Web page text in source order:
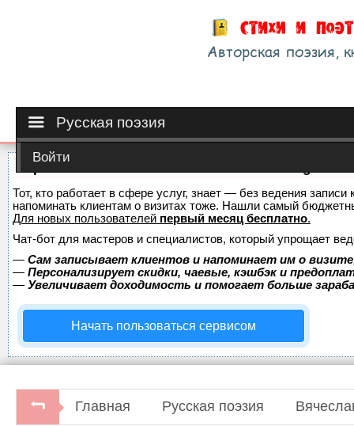
Русская поэзия
Войти
Тот, кто работает в сфере услуг, знает — без ведения
напоминать клиентам о визитах тоже. Нашли самый
Для новых пользователей первый месяц бесплатно.
Чат-бот для мастеров и специалистов, который упрощает
— Сам записывает клиентов и напоминает им о
— Персонализирует скидки, чаевые, кэшбэк и
— Увеличивает доходимость и помогает больше
Начать пользоваться сервисом
Главная Русская поэзия